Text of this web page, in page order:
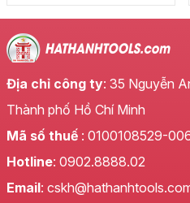
Địa chỉ công ty: 35 Nguyễn
Thành phố Hồ Chí Minh
Mã số thuế : 0100108529-
Hotline: 0902.8888.02
Email: